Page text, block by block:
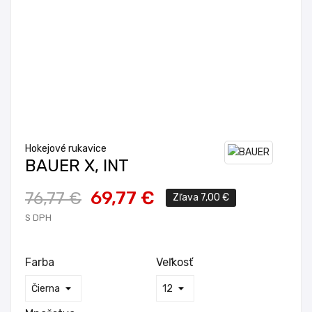
Hokejové rukavice
BAUER X, INT
76,77 € 69,77 € Zľava 7,00 €
S DPH
Farba Veľkosť